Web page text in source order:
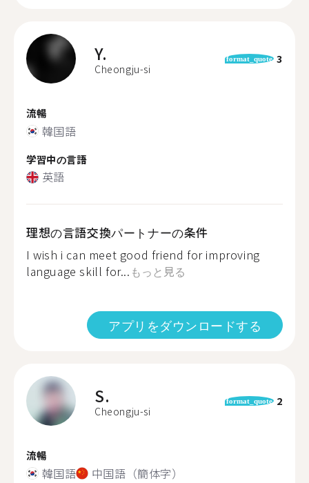
Y.
Cheongju-si
format_quote 3
流暢
韓国語
学習中の言語
英語
理想の言語交換パートナーの条件
I wish i can meet good friend for improving
language skill for... もっと見る
アプリをダウンロードする
S.
Cheongju-si
format_quote 2
流暢
韓国語 中国語（簡体字）